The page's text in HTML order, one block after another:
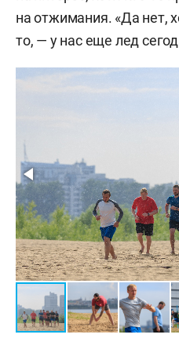
на отжимания. «Да нет,
то, — у нас еще лед